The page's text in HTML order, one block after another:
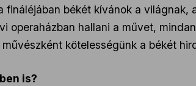
békét kívánok a világnak,
operaházban hallani a művet,
kötelességünk a békét
is?